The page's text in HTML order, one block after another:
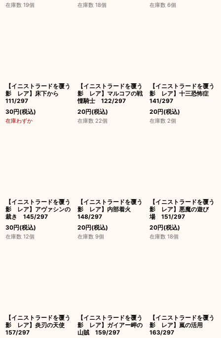
在庫数 19個 在庫数 18個 在庫数 6個
【イニストラードを覆う
影 レア】床下から
111/297
30円(税込)
在庫わずか
【イニストラードを覆う
影 レア】マルコフの戦
慄騎士 122/297
20円(税込)
在庫数 22個
【イニストラードを覆う
影 レア】十三恐怖症
141/297
20円(税込)
在庫数 2個
【イニストラードを覆う
影 レア】アヴァシンの
裁き 145/297
30円(税込)
在庫数 12個
【イニストラードを覆う
影 レア】内部着火
148/297
20円(税込)
在庫数 9個
【イニストラードを覆う
影 レア】悪魔の遊び
場 151/297
20円(税込)
在庫数 18個
【イニストラードを覆う
影 レア】炎刃の天使
157/297
【イニストラードを覆う
影 レア】ガイアー岬の
山賊 159/297
【イニストラードを覆う
影 レア】嵐の活用
163/297